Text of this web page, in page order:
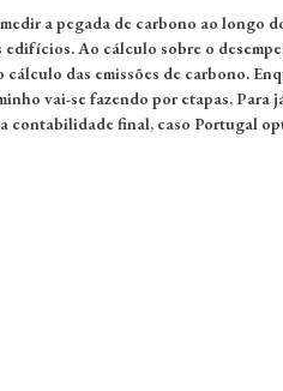
a pegada de carbono ao longo
Ao cálculo sobre o
das emissões de carbono.
vai-se fazendo por etapas. Para
contabilidade final, caso Portugal